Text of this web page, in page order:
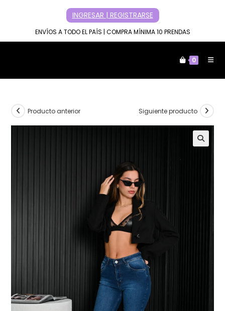
contenido
INGRESAR | REGISTRARSE
ENVÍOS A TODO EL PAÍS | COMPRA MÍNIMA 10 PRENDAS
0
Producto anterior Siguiente producto